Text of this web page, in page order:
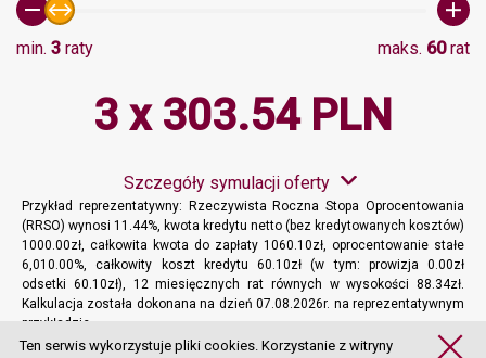
min. 3 raty maks. 60rat
3 x 303.54 PLN
Szczegóły symulacji oferty
Przykład reprezentatywny: Rzeczywista Roczna Stopa Oprocentowania
(RRSO) wynosi 11.44%, kwota kredytu netto (bez kredytowanych kosztów)
1000.00zł, całkowita kwota do zapłaty 1060.10zł, oprocentowanie stałe
6,010.00%, całkowity koszt kredytu 60.10zł (w tym: prowizja 0.00zł
odsetki 60.10zł), 12 miesięcznych rat równych w wysokości 88.34zł.
Kalkulacja została dokonana na dzień 07.08.2026r. na reprezentatywnym
przykładzie.
Więcej informacji
Ten serwis wykorzystuje pliki cookies. Korzystanie z witryny